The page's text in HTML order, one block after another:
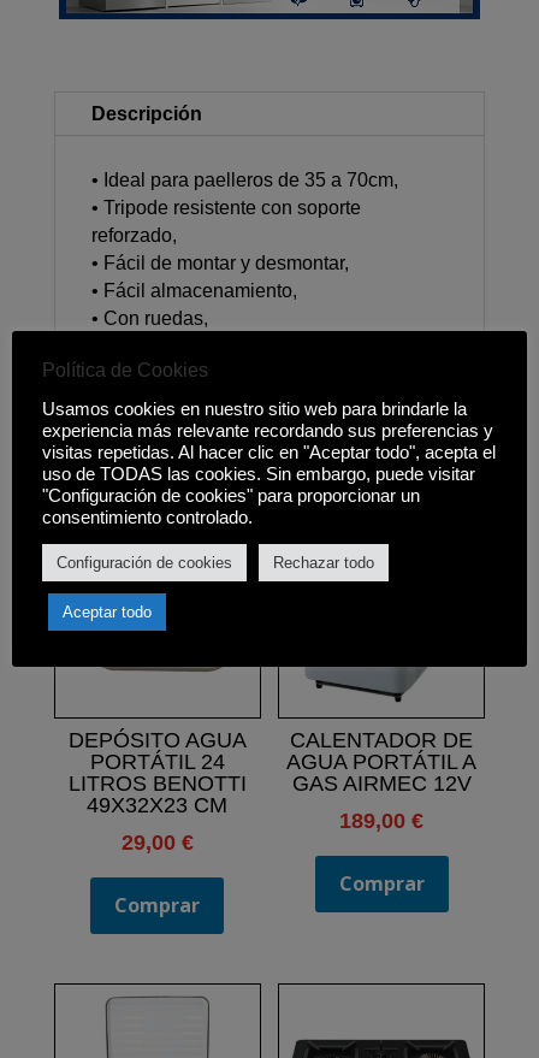
Descripción
• Ideal para paelleros de 35 a 70cm,
• Tripode resistente con soporte
reforzado,
• Fácil de montar y desmontar,
• Fácil almacenamiento,
• Con ruedas,
Productos relacionados
DEPÓSITO AGUA
PORTÁTIL 24
LITROS BENOTTI
49X32X23 CM
29,00 €
Comprar
CALENTADOR DE
AGUA PORTÁTIL A
GAS AIRMEC 12V
189,00€
Comprar
Política de Cookies
Usamos cookies en nuestro sitio web para brindarle la
experiencia más relevante recordando sus preferencias y
visitas repetidas. Al hacer clic en "Aceptar todo", acepta el
uso de TODAS las cookies. Sin embargo, puede visitar
"Configuración de cookies" para proporcionar un
consentimiento controlado.
Configuración de cookies Rechazar todo
Aceptar todo